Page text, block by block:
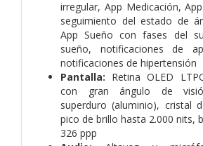
irregular, App Medicación,
seguimiento del estado de
App Sueño con fases del
sueño, notificaciones de
notificaciones de hipertensión
Pantalla: Retina OLED
con gran ángulo de
superduro (aluminio), cristal
pico de brillo hasta 2.000 nits,
326 ppp